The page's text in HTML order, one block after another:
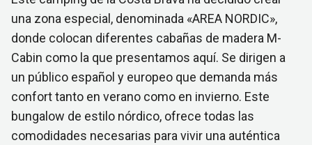
una zona especial, denominada «AREA NORDIC»,
donde colocan diferentes cabañas de madera M-
Cabin como la que presentamos aquí. Se dirigen a
un público español y europeo que demanda más
confort tanto en verano como en invierno. Este
bungalow de estilo nórdico, ofrece todas las
comodidades necesarias para vivir una auténtica